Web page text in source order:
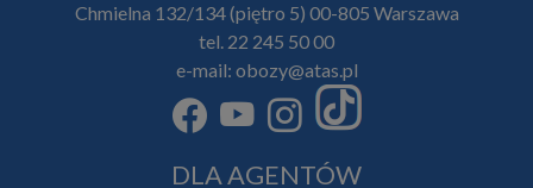
Chmielna 132/134 (piętro 5) 00-805 Warszawa
tel. 22 245 50 00
e-mail: obozy@atas.pl
DLA AGENTÓW